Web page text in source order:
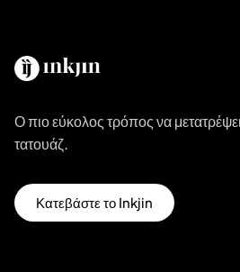
Ο πιο εύκολος τρόπος να
τατουάζ.
Κατεβάστε το Inkjin